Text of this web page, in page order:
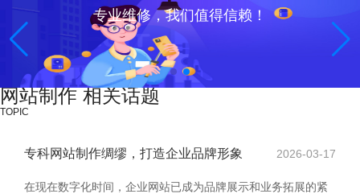
专业维修，我们值得信赖！
网站制作 相关话题
TOPIC
专科网站制作绸缪，打造企业品牌形象 2026-03-17
在现在数字化时间，企业网站已成为品牌展示和业务拓展的紧